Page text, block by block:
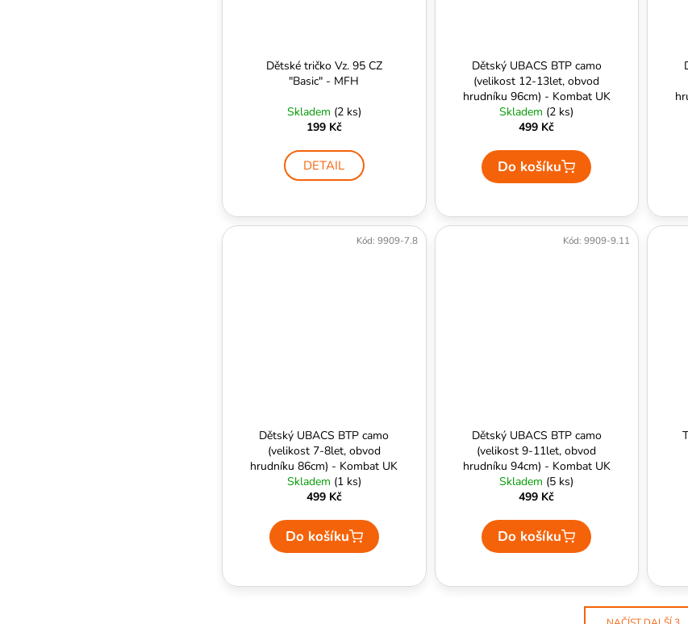
Dětské tričko Vz. 95 CZ
"Basic" - MFH
Skladem (2 ks)
199 Kč
DETAIL
Dětský UBACS BTP camo
(velikost 12-13let, obvod
hrudníku 96cm) - Kombat UK
Skladem (2 ks)
499 Kč
Do košíku
Dětský UBACS BTP camo
(velikost 7-8let, obvod
hrudníku 86cm) - Kombat UK
Skladem (1 ks)
499 Kč
Do košíku
Kód: 9909-7.8
Dětský UBACS BTP camo
(velikost 9-11let, obvod
hrudníku 94cm) - Kombat UK
Skladem (5 ks)
499 Kč
Do košíku
Kód: 9909-9.11